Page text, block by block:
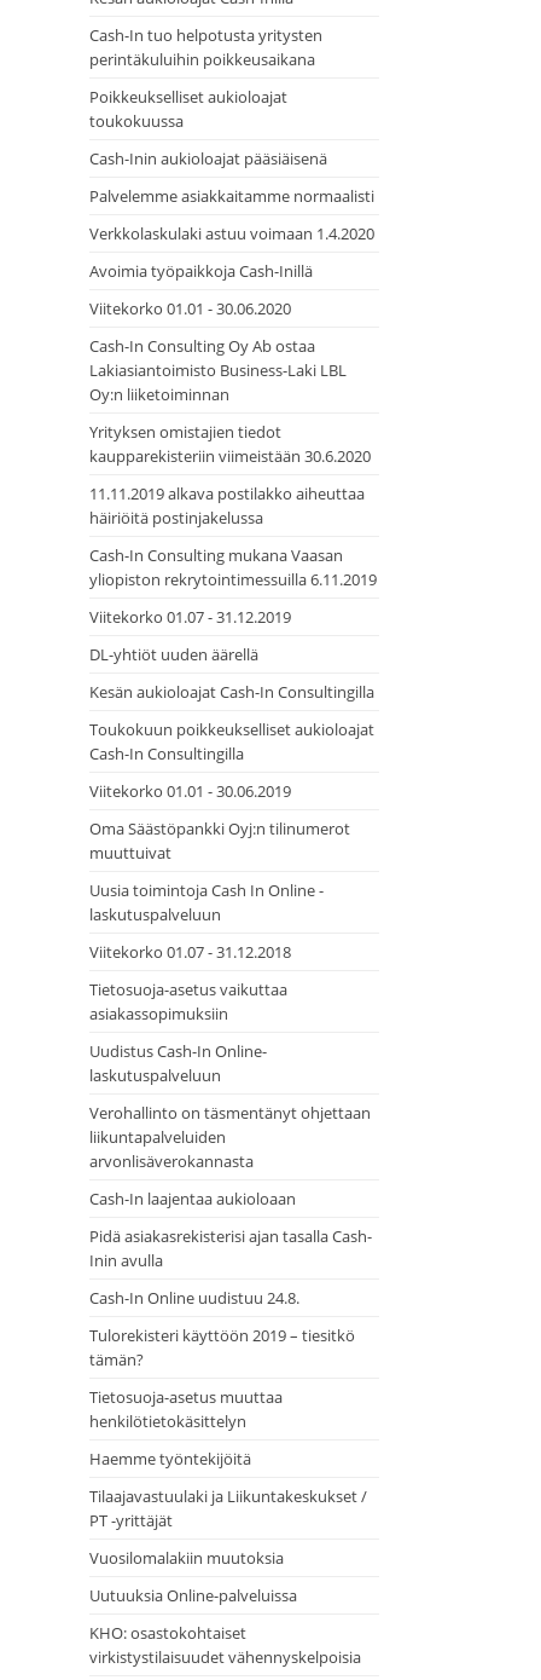
Cash-In tuo helpotusta yritysten
perintäkuluihin poikkeusaikana
Poikkeukselliset aukioloajat
toukokuussa
Cash-Inin aukioloajat pääsiäisenä
Palvelemme asiakkaitamme normaalisti
Verkkolaskulaki astuu voimaan 1.4.2020
Avoimia työpaikkoja Cash-Inillä
Viitekorko 01.01 - 30.06.2020
Cash-In Consulting Oy Ab ostaa
Lakiasiantoimisto Business-Laki LBL
Oy:n liiketoiminnan
Yrityksen omistajien tiedot
kaupparekisteriin viimeistään 30.6.2020
11.11.2019 alkava postilakko aiheuttaa
häiriöitä postinjakelussa
Cash-In Consulting mukana Vaasan
yliopiston rekrytointimessuilla 6.11.2019
Viitekorko 01.07 - 31.12.2019
DL-yhtiöt uuden äärellä
Kesän aukioloajat Cash-In Consultingilla
Toukokuun poikkeukselliset aukioloajat
Cash-In Consultingilla
Viitekorko 01.01 - 30.06.2019
Oma Säästöpankki Oyj:n tilinumerot
muuttuivat
Uusia toimintoja Cash In Online -
laskutuspalveluun
Viitekorko 01.07 - 31.12.2018
Tietosuoja-asetus vaikuttaa
asiakassopimuksiin
Uudistus Cash-In Online-
laskutuspalveluun
Verohallinto on täsmentänyt ohjettaan
liikuntapalveluiden
arvonlisäverokannasta
Cash-In laajentaa aukioloaan
Pidä asiakasrekisterisi ajan tasalla Cash-
Inin avulla
Cash-In Online uudistuu 24.8.
Tulorekisteri käyttöön 2019 – tiesitkö
tämän?
Tietosuoja-asetus muuttaa
henkilötietokäsittelyn
Haemme työntekijöitä
Tilaajavastuulaki ja Liikuntakeskukset /
PT -yrittäjät
Vuosilomalakiin muutoksia
Uutuuksia Online-palveluissa
KHO: osastokohtaiset
virkistystilaisuudet vähennyskelpoisia